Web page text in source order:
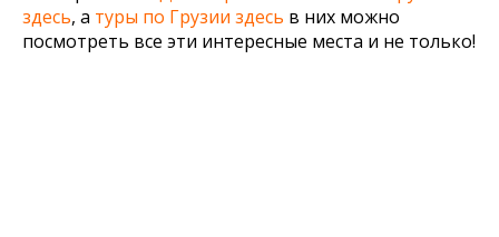
здесь, а туры по Грузии здесь в них можно
посмотреть все эти интересные места и не только!